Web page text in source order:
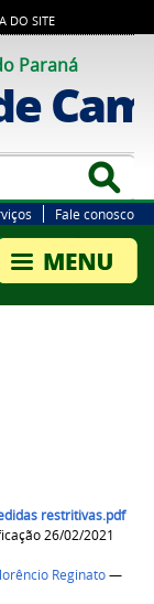
DO SITE
Paraná
Fale conosco
restritivas.pdf
26/02/2021
Reginato—